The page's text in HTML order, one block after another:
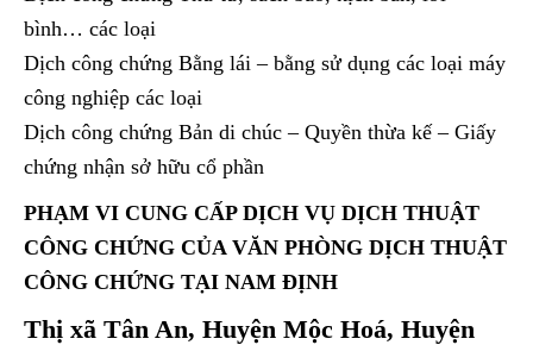
bình… các loại
Dịch công chứng Bằng lái – bằng sử dụng các loại máy
công nghiệp các loại
Dịch công chứng Bản di chúc – Quyền thừa kế – Giấy
chứng nhận sở hữu cổ phần
PHẠM VI CUNG CẤP DỊCH VỤ DỊCH THUẬT
CÔNG CHỨNG CỦA VĂN PHÒNG DỊCH THUẬT
CÔNG CHỨNG TẠI NAM ĐỊNH
Thị xã Tân An, Huyện Mộc Hoá, Huyện